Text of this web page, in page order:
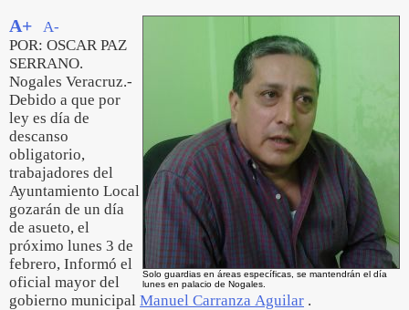
Solo guardias en áreas específicas, se mantendrán el día
lunes en palacio de Nogales.
A+
A-
POR: OSCAR PAZ
SERRANO.
Nogales Veracruz.-
Debido a que por
ley es día de
descanso
obligatorio,
trabajadores del
Ayuntamiento Local
gozarán de un día
de asueto, el
próximo lunes 3 de
febrero, Informó el
oficial mayor del
gobierno municipal Manuel Carranza Aguilar .